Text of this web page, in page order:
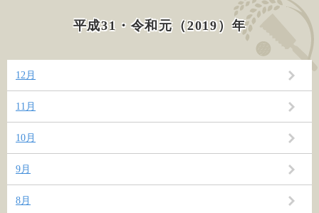
平成31・令和元（2019）年
12月
11月
10月
9月
8月